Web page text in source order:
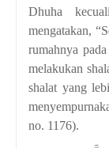
Dhuha
mengatakan,
rumahnya
melakukan
shalat yang
no. 1176).